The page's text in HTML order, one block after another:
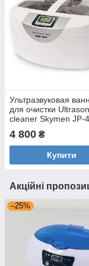
Ультразвуковая
для очистки
cleaner Skymen JP-
очиститель)
4 800 ₴
Купити
Акційні
–25%